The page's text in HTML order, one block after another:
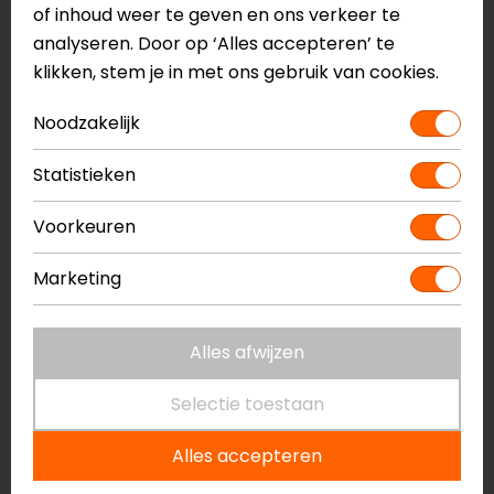
buitenschaal
3 buitenschaalmaten
ECE 22.06
HJ-38 vizier met 99% UV bescherming en anti-
kras coating
Geïntegreerd zonnevizier, dynamic multi-step
Inclusief Pinlock
Uitneembare en wasbare binnenvoering
Antibacteriële binnenvoering
Emergency kit
Aerodynamische schaalstructuur
Voorbereid voor SMART HJC 11B, 21B & 50B
Meer informatie nodig?
of inhoud weer te geven en ons verkeer te
analyseren. Door op ‘Alles accepteren’ te
klikken, stem je in met ons gebruik van cookies.
Noodzakelijk
Statistieken
Voorkeuren
Marketing
Alles afwijzen
Selectie toestaan
Alles accepteren